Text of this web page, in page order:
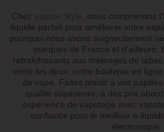
Chez
, nous comprenons
liquide parfait pour améliorer votre
pourquoi nous avons soigneusement
marques de France et d'ailleurs.
rafraîchissants aux mélanges de
entre les deux, notre boutique en
de vape. Faites plaisir à vos
qualité supérieure, à des prix
expérience de vapotage avec
confiance pour le meilleur e-
électronique.